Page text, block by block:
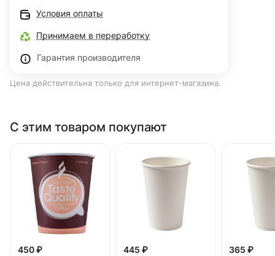
Условия оплаты
Принимаем в переработку
Гарантия производителя
Цена действительна только для интернет-магазина.
С этим товаром покупают
450 ₽
445 ₽
365 ₽